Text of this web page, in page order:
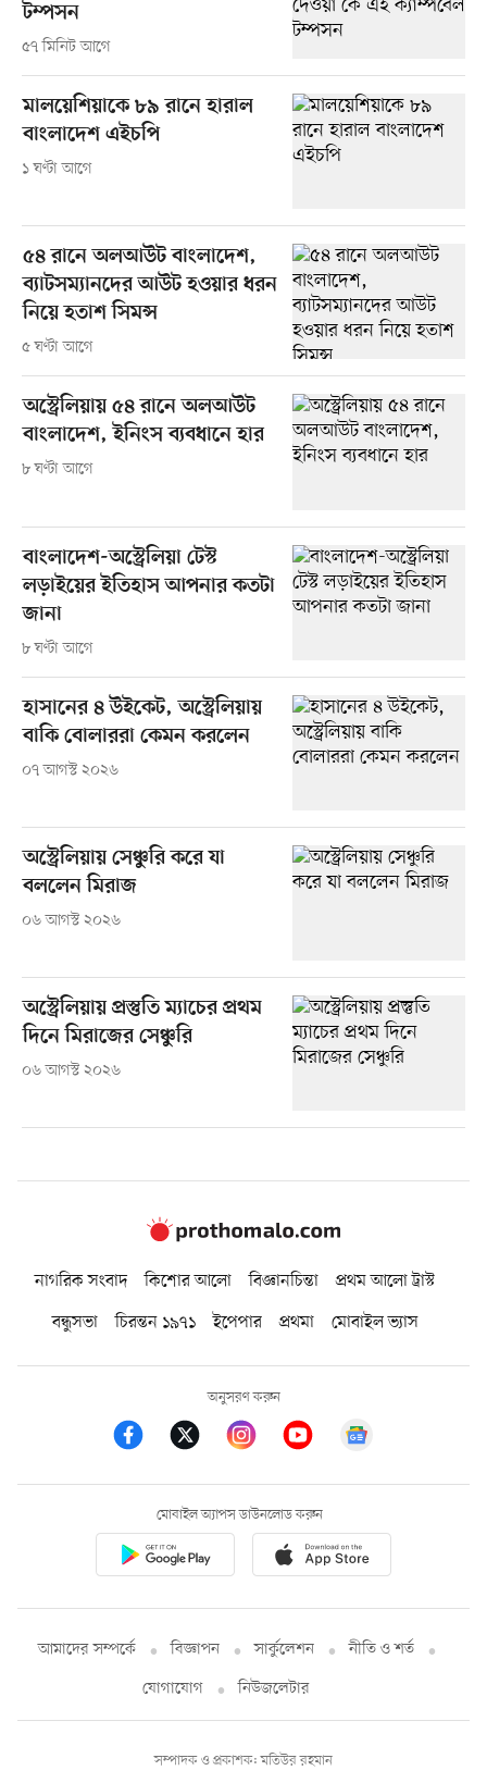
টম্পসন
৫৭ মিনিট আগে
মালয়েশিয়াকে ৮৯ রানে হারাল
বাংলাদেশ এইচপি
১ ঘণ্টা আগে
৫৪ রানে অলআউট বাংলাদেশ,
ব্যাটসম্যানদের আউট হওয়ার ধরন
নিয়ে হতাশ সিমন্স
৫ ঘণ্টা আগে
অস্ট্রেলিয়ায় ৫৪ রানে অলআউট
বাংলাদেশ, ইনিংস ব্যবধানে হার
৮ ঘণ্টা আগে
বাংলাদেশ-অস্ট্রেলিয়া টেস্ট
লড়াইয়ের ইতিহাস আপনার কতটা
জানা
৮ ঘণ্টা আগে
হাসানের ৪ উইকেট, অস্ট্রেলিয়ায়
বাকি বোলাররা কেমন করলেন
০৭ আগস্ট ২০২৬
অস্ট্রেলিয়ায় সেঞ্চুরি করে যা
বললেন মিরাজ
০৬ আগস্ট ২০২৬
অস্ট্রেলিয়ায় প্রস্তুতি ম্যাচের প্রথম
দিনে মিরাজের সেঞ্চুরি
০৬ আগস্ট ২০২৬
নাগরিক সংবাদ কিশোর আলো বিজ্ঞানচিন্তা
প্রথম আলো ট্রাস্ট
বন্ধুসভা
চিরন্তন ১৯৭১ ইপেপার প্রথমা মোবাইল ভ্যাস
অনুসরণ করুন
মোবাইল অ্যাপস ডাউনলোড করুন
আমাদের সম্পর্কে বিজ্ঞাপন সার্কুলেশন
নীতি ও শর্ত
যোগাযোগ
নিউজলেটার
সম্পাদক ও প্রকাশক: মতিউর রহমান